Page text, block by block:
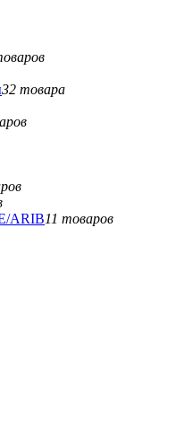
32 товара
ARIB11 товаров